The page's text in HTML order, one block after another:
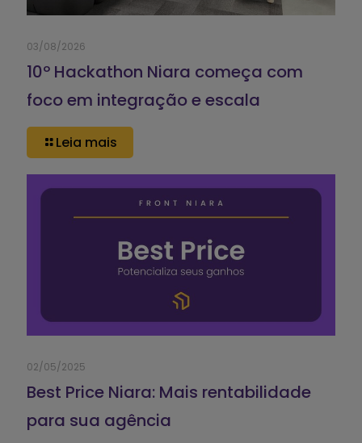
03/08/2026
10º Hackathon Niara começa com
foco em integração e escala
Leia mais
02/05/2025
Best Price Niara: Mais rentabilidade
para sua agência